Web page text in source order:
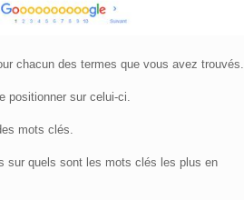
chacun des termes que vous avez trouvés.
positionner sur celui-ci.
mots clés.
sur quels sont les mots clés les plus en